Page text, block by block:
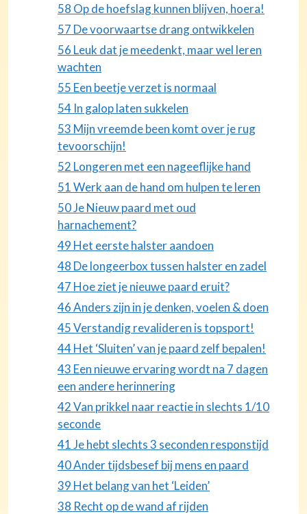
58 Op de hoefslag kunnen blijven, hoera!
57 De voorwaartse drang ontwikkelen
56 Leuk dat je meedenkt, maar wel leren
wachten
55 Een beetje verzet is normaal
54 In galop laten sukkelen
53 Mijn vreemde been komt over je rug
tevoorschijn!
52 Longeren met een nageeflijke hand
51 Werk aan de hand om hulpen te leren
50 Je Nieuw paard met oud
harnachement?
49 Het eerste halster aandoen
48 De longeerbox tussen halster en zadel
47 Hoe ziet je nieuwe paard eruit?
46 Anders zijn in je denken, voelen & doen
45 Verstandig revalideren is topsport!
44 Het ‘Sluiten’ van je paard zelf bepalen!
43 Een nieuwe ervaring wordt na 7 dagen
een andere herinnering
42 Van prikkel naar reactie in slechts 1/10
seconde
41 Je hebt slechts 3 seconden responstijd
40 Ander tijdsbesef bij mens en paard
39 Het belang van het ‘Leiden’
38 Recht op de wand af rijden